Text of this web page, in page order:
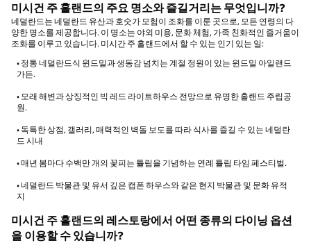
미시건 주 홀랜드의 주요 명소와 즐길거리는 무엇입니까?
네덜란드는 네덜란드 유산과 호숫가 모험이 조화를 이룬 곳으로, 모든 연령의 다
양한 명소를 제공합니다. 이 명소는 야외 미용, 문화 체험, 가족 친화적인 즐거움이
조화를 이루고 있습니다. 미시간 주 홀랜드에서 할 수 있는 인기 있는 일:
• 정통 네덜란드식 윈드밀과 생동감 넘치는 계절 정원이 있는 윈드밀 아일랜드
가든.
• 모래 해변과 상징적인 빅 레드 라이트하우스 전망으로 유명한 홀랜드 주립공
원.
• 독특한 상점, 갤러리, 매력적인 벽돌 보도를 따라 식사를 즐길 수 있는 네덜란
드 시내
• 매년 봄마다 수백만 개의 꽃피는 튤립을 기념하는 연례 튤립 타임 페스티벌.
• 네덜란드 박물관 및 유서 깊은 캡폰 하우스와 같은 현지 박물관 및 문화 유적
지
미시건 주 홀랜드의 레스토랑에서 어떤 종류의 다이닝 옵션
을 이용할 수 있습니까?